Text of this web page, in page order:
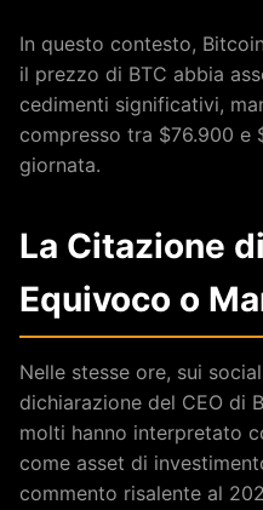
In questo contesto,
il prezzo di BTC abbia
cedimenti significativi,
compresso tra $76.900 e
giornata.
La Citazione
Equivoco o
Nelle stesse ore, sui
dichiarazione del CEO di
molti hanno interpretato
come asset di
commento risalente al